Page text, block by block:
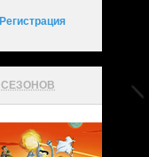
Регистрация
СЕЗОНОВ